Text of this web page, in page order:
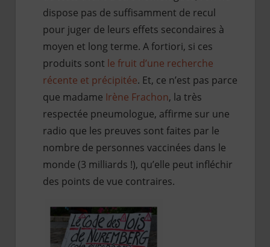
dispose pas de suffisamment de recul
pour juger de leurs effets secondaires à
moyen et long terme. A fortiori, si ces
produits sont le fruit d’une recherche
récente et précipitée. Et, ce n’est pas parce
que madame Irène Frachon, la très
respectée pneumologue, affirme sur une
radio que les preuves sont faites par le
nombre de personnes vaccinées dans le
monde (3 milliards !), qu’elle peut infléchir
des points de vue contraires.